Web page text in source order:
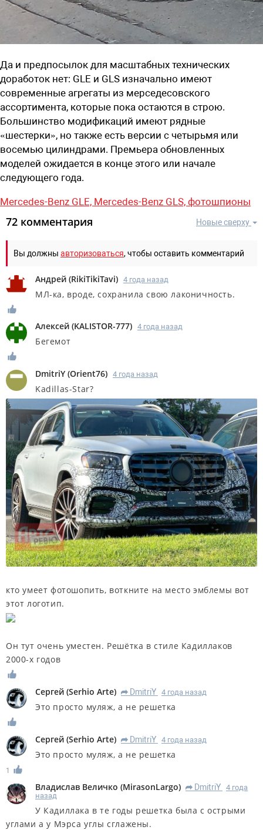
Да и предпосылок для масштабных технических
доработок нет: GLE и GLS изначально имеют
современные агрегаты из мерседесовского
ассортимента, которые пока остаются в строю.
Большинство модификаций имеют рядные
«шестерки», но также есть версии с четырьмя или
восемью цилиндрами. Премьера обновленных
моделей ожидается в конце этого или начале
следующего года.
Mercedes-Benz GLE, Mercedes-Benz GLS, фотошпионы
Новые сверху
72 комментария
Вы должны авторизоваться, чтобы оставить комментарий
Андрей (RikiTikiTavi) 4 года назад
МЛ-ка, вроде, сохранила свою лаконичность.
Алексей (KALISTOR-777) 4 года назад
Бегемот
DmitriY (Orient76) 4 года назад
Kadillas-Star?
кто умеет фотошопить, воткните на место эмблемы вот
этот логотип.
Он тут очень уместен. Решётка в стиле Кадиллаков
2000-х годов
Сергей (Serhio Arte) R DmitriY 4 года назад
Это просто муляж, а не решетка
Сергей (Serhio Arte) R DmitriY 4 года назад
Это просто муляж, а не решетка
1
Владислав Величко (MirasonLargo) R DmitriY 4 года
назад
У Кадиллака в те годы решетка была с острыми
углами а у Мэрса углы сглажены.